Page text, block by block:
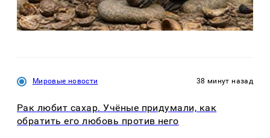
Мировые новости 38 минут назад
Рак любит сахар. Учёные придумали, как
обратить его любовь против него